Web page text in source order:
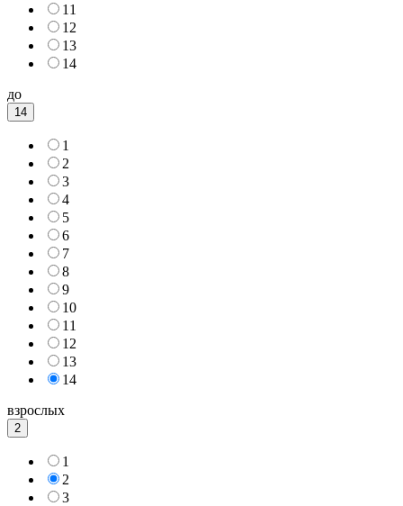
11
12
13
14
до
14
1
2
3
4
5
6
7
8
9
10
11
12
13
14
взрослых
2
1
2
3